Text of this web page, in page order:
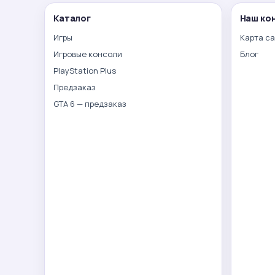
Каталог
Игры
Игровые консоли
PlayStation Plus
Предзаказ
GTA 6 — предзаказ
Наш
Карта
Блог